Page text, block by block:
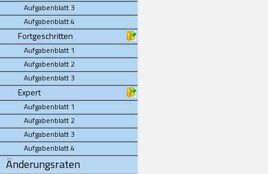
Aufgabenblatt 3
Aufgabenblatt 4
Fortgeschritten
Aufgabenblatt 1
Aufgabenblatt 2
Aufgabenblatt 3
Expert
Aufgabenblatt 1
Aufgabenblatt 2
Aufgabenblatt 3
Aufgabenblatt 4
Änderungsraten